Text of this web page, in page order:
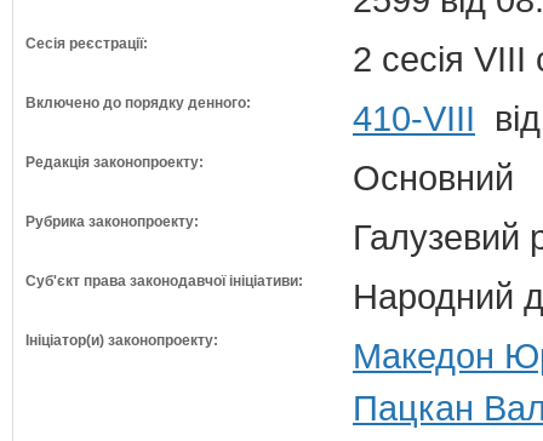
Сесія реєстрації: 2 сесія VIII
Включено до порядку денного: 410-VIII
Редакція законопроекту: Основний
Рубрика законопроекту: Галузевий
Суб'єкт права законодавчої ініціативи: Народний
Ініціатор(и) законопроекту:
Македон
Пацкан